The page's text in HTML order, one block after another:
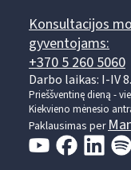
Konsultacijos
gyventojams:
+370 5 260 5060
Darbo laikas: I-IV
Prieššventinę dieną -
Kiekvieno mėnesio
Paklausimas per